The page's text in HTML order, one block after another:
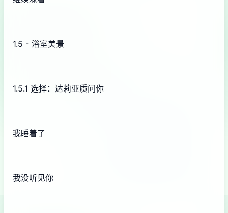
1.5 - 浴室美景
1.5.1 选择：达莉亚质问你
我睡着了
我没听见你